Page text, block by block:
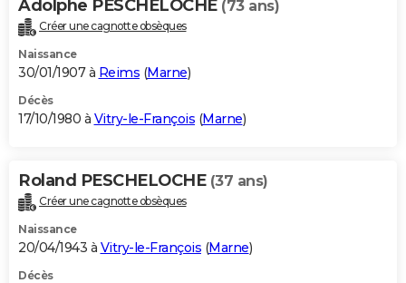
Adolphe PESCHELOCHE (73 ans)
Créer une cagnotte obsèques
Naissance
30/01/1907 à Reims (Marne)
Décès
17/10/1980 à Vitry-le-François (Marne)
Roland PESCHELOCHE (37 ans)
Créer une cagnotte obsèques
Naissance
20/04/1943 à Vitry-le-François (Marne)
Décès